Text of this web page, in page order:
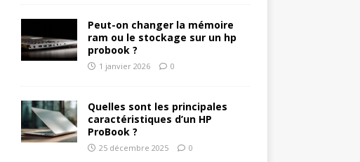
Peut-on changer la mémoire
ram ou le stockage sur un hp
probook ?
1 janvier 2026 0
Quelles sont les principales
caractéristiques d’un HP
ProBook ?
25 décembre 2025 0